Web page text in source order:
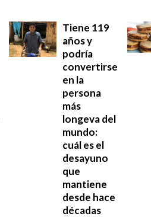
Tiene 119
años y
podría
convertirse
en la
persona
más
longeva del
mundo:
cuál es el
desayuno
que
mantiene
desde hace
décadas